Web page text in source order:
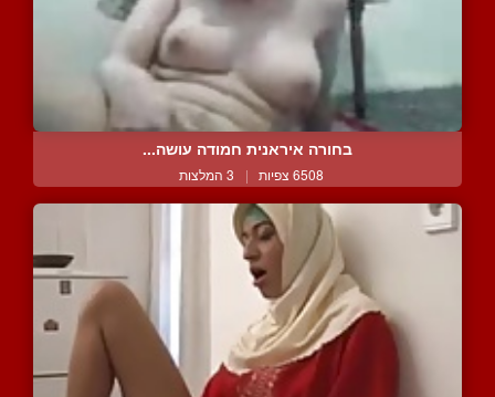
בחורה איראנית חמודה עושה...
6508 צפיות | 3 המלצות